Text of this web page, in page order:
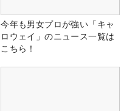
今年も男女プロが強い「キャ
ロウェイ」のニュース一覧は
こちら！